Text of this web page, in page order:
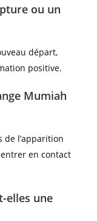
ou un
départ,
positive.
Mumiah
l’apparition
en contact
elles une